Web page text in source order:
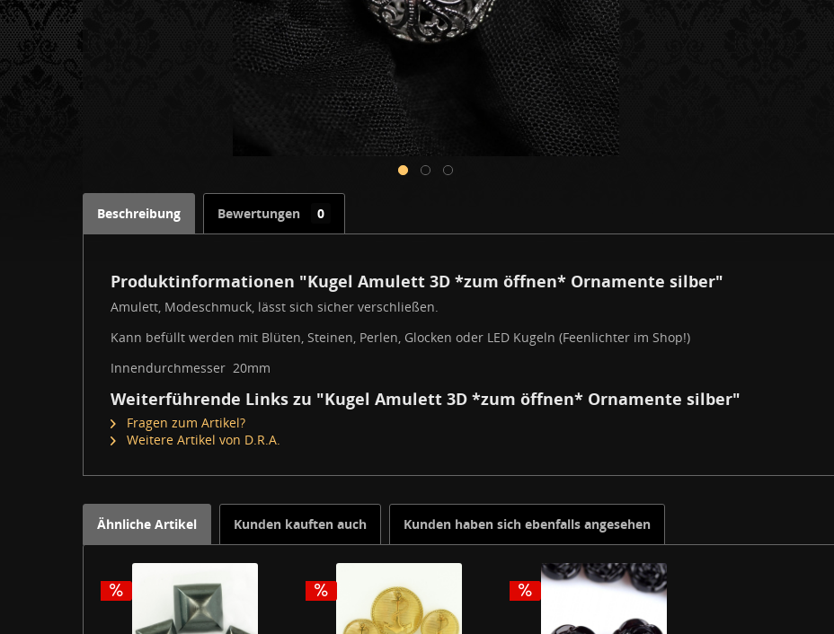
Beschreibung Bewertungen 0
Produktinformationen "Kugel Amulett 3D *zum öffnen* Ornamente silber"
Amulett, Modeschmuck, lässt sich sicher verschließen.
Kann befüllt werden mit Blüten, Steinen, Perlen, Glocken oder LED Kugeln (Feenlichter im Shop!)
Innendurchmesser 20mm
Weiterführende Links zu "Kugel Amulett 3D *zum öffnen* Ornamente silber"
Fragen zum Artikel?
Weitere Artikel von D.R.A.
Ähnliche Artikel Kunden kauften auch Kunden haben sich ebenfalls angesehen